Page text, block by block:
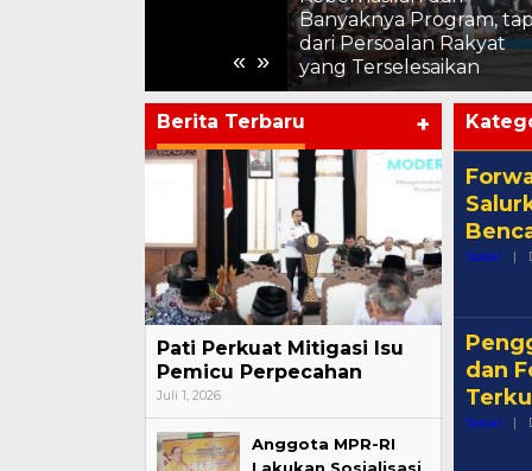
« »
Banyaknya Program,
dari Persoalan Rakyat
yang Terselesaikan
Berita Terbaru +
Pati Perkuat Mitigasi Isu
Pemicu Perpecahan
Juli 1, 2026
Anggota MPR-RI
Sosial |
dan
Sosial |